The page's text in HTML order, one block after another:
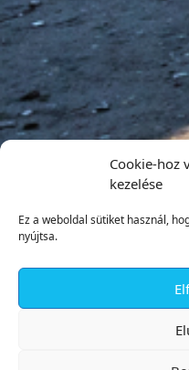
Cookie-hoz
kezelése
Ez a weboldal sütiket használ,
nyújtsa.